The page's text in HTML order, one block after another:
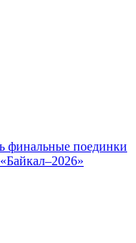
финальные поединки